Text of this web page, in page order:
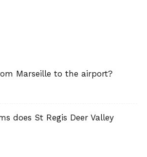
Marseille to the airport?
does St Regis Deer Valley